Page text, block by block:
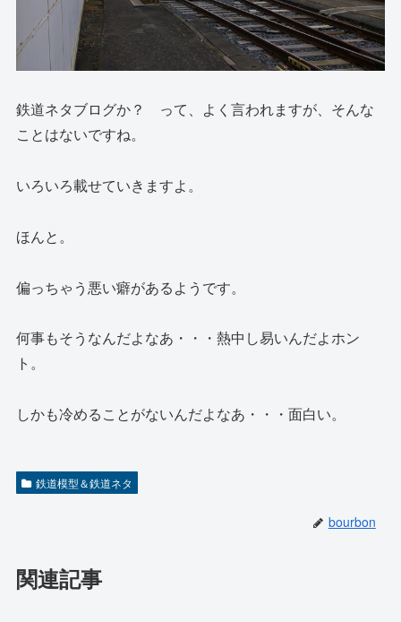
鉄道ネタブログか？ って、よく言われますが、そんな
ことはないですね。
いろいろ載せていきますよ。
ほんと。
偏っちゃう悪い癖があるようです。
何事もそうなんだよなあ・・・熱中し易いんだよホン
ト。
しかも冷めることがないんだよなあ・・・面白い。
鉄道模型＆鉄道ネタ
bourbon
関連記事